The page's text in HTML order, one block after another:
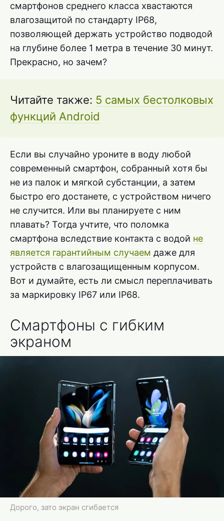
смартфонов среднего класса хвастаются
влагозащитой по стандарту IP68,
позволяющей держать устройство подводой
на глубине более 1 метра в течение 30 минут.
Прекрасно, но зачем?
Читайте также: 5 самых бестолковых
функций Android
Если вы случайно уроните в воду любой
современный смартфон, собранный хотя бы
не из палок и мягкой субстанции, а затем
быстро его достанете, с устройством ничего
не случится. Или вы планируете с ним
плавать? Тогда учтите, что поломка
смартфона вследствие контакта с водой не
является гарантийным случаем даже для
устройств с влагозащищенным корпусом.
Вот и думайте, есть ли смысл переплачивать
за маркировку IP67 или IP68.
Смартфоны с гибким
экраном
Дорого, зато экран сгибается